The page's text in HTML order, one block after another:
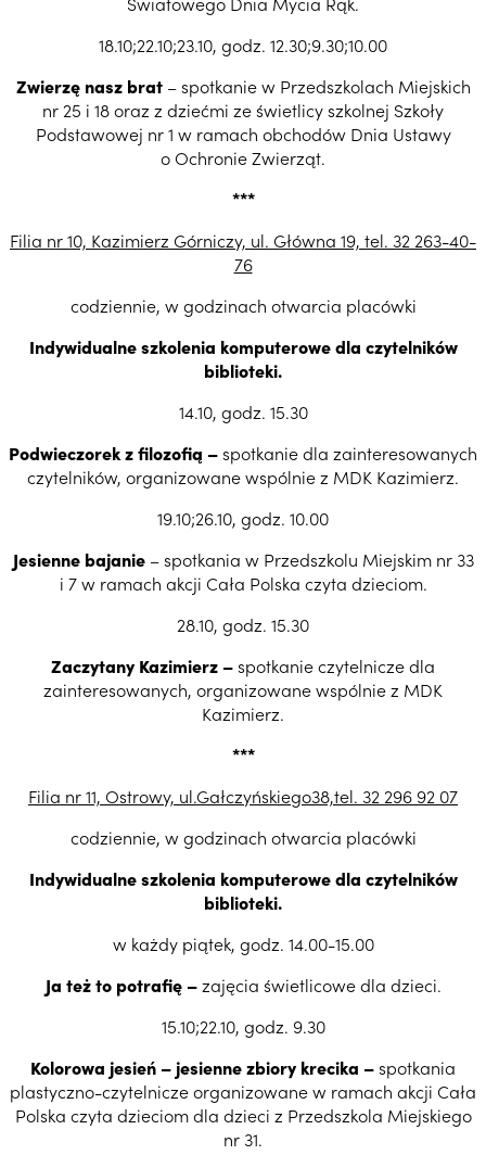
18.10;22.10;23.10, godz. 12.30;9.30;10.00
Zwierzę nasz brat– spotkanie w Przedszkolach Miejskich
nr 25 i 18 oraz z dziećmi ze świetlicy szkolnej Szkoły
Podstawowej nr 1 w ramach obchodów Dnia Ustawy
o Ochronie Zwierząt.
***
Filia nr 10, Kazimierz Górniczy, ul. Główna 19, tel. 32 263-40-
76
codziennie, w godzinach otwarcia placówki
Indywidualne szkolenia komputerowe dla czytelników
biblioteki.
14.10, godz. 15.30
Podwieczorek z filozofią –spotkanie dla zainteresowanych
czytelników, organizowane wspólnie z MDK Kazimierz.
19.10;26.10, godz. 10.00
Jesienne bajanie– spotkania w Przedszkolu Miejskim nr 33
i 7 w ramach akcji Cała Polska czyta dzieciom.
28.10, godz. 15.30
Zaczytany Kazimierz –spotkanie czytelnicze dla
zainteresowanych, organizowane wspólnie z MDK
Kazimierz.
***
Filia nr 11, Ostrowy, ul.Gałczyńskiego38,tel. 32 296 92 07
codziennie, w godzinach otwarcia placówki
Indywidualne szkolenia komputerowe dla czytelników
biblioteki.
w każdy piątek, godz. 14.00-15.00
Ja też to potrafię –zajęcia świetlicowe dla dzieci.
15.10;22.10, godz. 9.30
Kolorowa jesień – jesienne zbiory krecika –spotkania
plastyczno-czytelnicze organizowane w ramach akcji Cała
Polska czyta dzieciom dla dzieci z Przedszkola Miejskiego
nr 31.